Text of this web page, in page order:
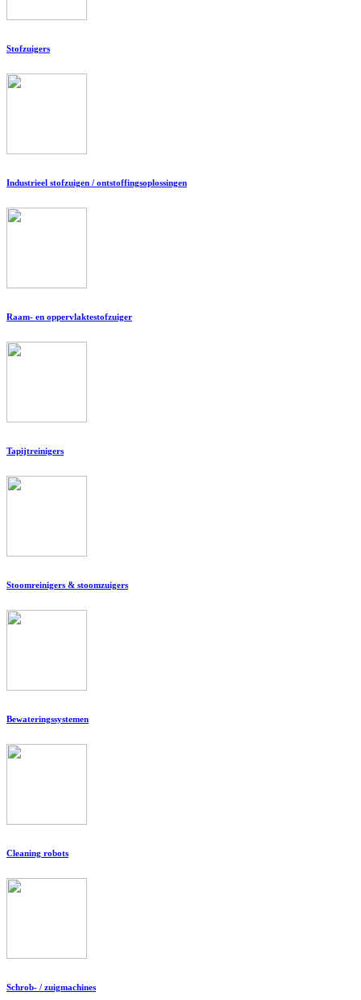
Stofzuigers
Industrieel stofzuigen / ontstoffingsoplossingen
Raam- en oppervlaktestofzuiger
Tapijtreinigers
Stoomreinigers & stoomzuigers
Bewateringssystemen
Cleaning robots
Schrob- / zuigmachines